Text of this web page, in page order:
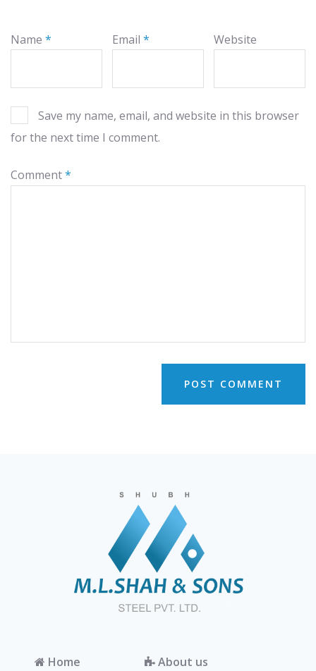
Name * Email* Website
Save my name, email, and website in this browser
for the next time I comment.
Comment*
Home About us